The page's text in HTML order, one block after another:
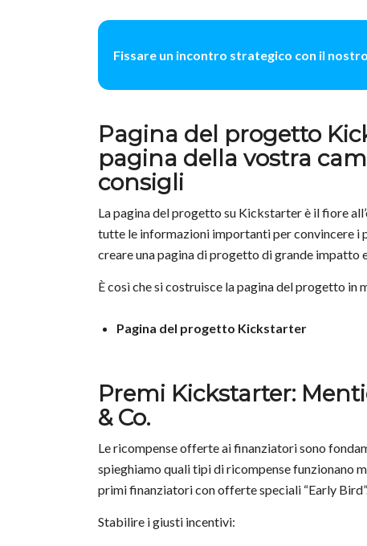
Fissare un incontro strategico con il
Pagina del progetto
pagina della vostra
consigli
La pagina del progetto su Kickstarter è il fiore
tutte le informazioni importanti per convincere i
creare una pagina di progetto di grande impatto
È così che si costruisce la pagina del progetto in
Pagina del progetto Kickstarter
Premi Kickstarter:
& Co.
Le ricompense offerte ai finanziatori sono
spieghiamo quali tipi di ricompense funzionano
primi finanziatori con offerte speciali “Early
Stabilire i giusti incentivi: